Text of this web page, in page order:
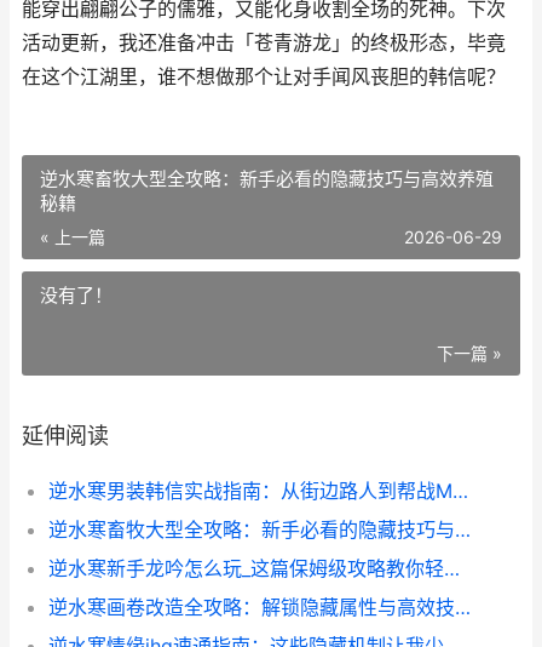
能穿出翩翩公子的儒雅，又能化身收割全场的死神。下次
活动更新，我还准备冲击「苍青游龙」的终极形态，毕竟
在这个江湖里，谁不想做那个让对手闻风丧胆的韩信呢？
逆水寒畜牧大型全攻略：新手必看的隐藏技巧与高效养殖
秘籍
« 上一篇 2026-06-29
没有了！
下一篇 »
延伸阅读
逆水寒男装韩信实战指南：从街边路人到帮战MVP的蜕变
逆水寒畜牧大型全攻略：新手必看的隐藏技巧与高效养殖秘籍
逆水寒新手龙吟怎么玩_这篇保姆级攻略教你轻松起飞
逆水寒画卷改造全攻略：解锁隐藏属性与高效技巧